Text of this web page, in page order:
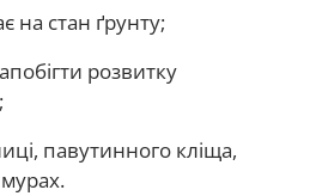
на стан ґрунту;
розвитку
павутинного кліща,